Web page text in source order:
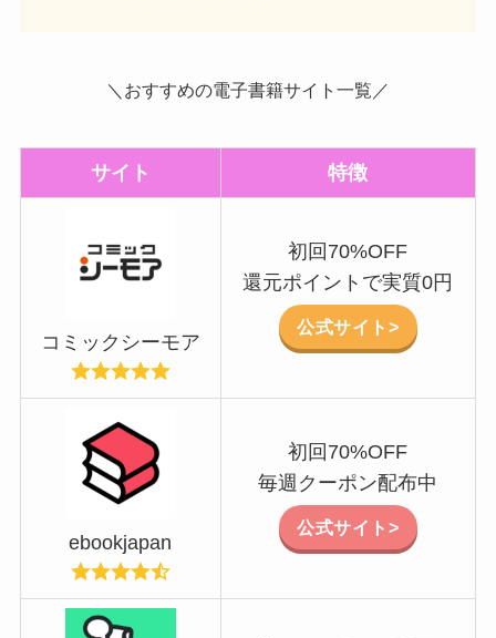
＼おすすめの電子書籍サイト一覧／
サイト 特徴
コミックシーモア
初回70%OFF
還元ポイントで実質0円
公式サイト>
ebookjapan
初回70%OFF
毎週クーポン配布中
公式サイト>